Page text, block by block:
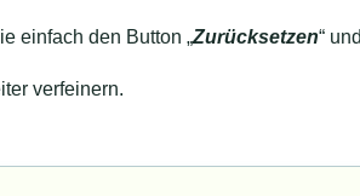
einfach den Button „Zurücksetzen“
verfeinern.